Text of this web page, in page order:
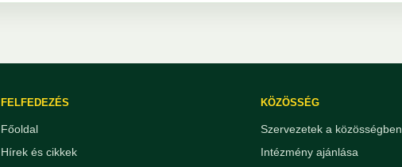
FELFEDEZÉS
Főoldal
Hírek és cikkek
KÖZÖSSÉG
Szervezetek a közösségben
Intézmény ajánlása